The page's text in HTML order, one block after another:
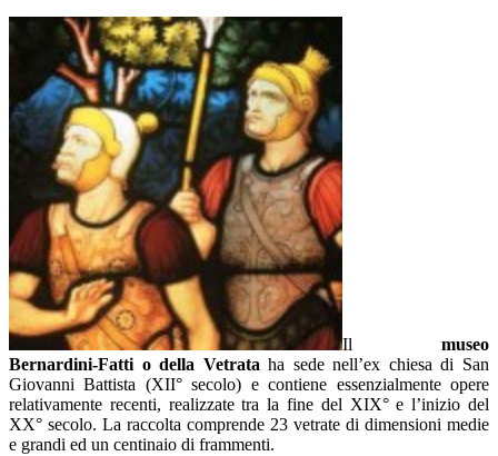
Il museo
Bernardini-Fatti o della Vetrata ha sede nell’ex chiesa di San
Giovanni Battista (XII° secolo) e contiene essenzialmente opere
relativamente recenti, realizzate tra la fine del XIX° e l’inizio del
XX° secolo. La raccolta comprende 23 vetrate di dimensioni medie
e grandi ed un centinaio di frammenti.